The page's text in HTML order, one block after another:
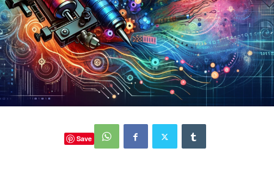
Save